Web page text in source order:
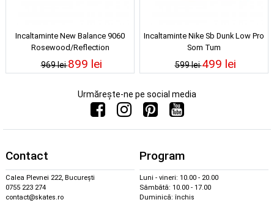
Incaltaminte New Balance 9060
Rosewood/Reflection
969 lei899 lei
Incaltaminte Nike Sb Dunk Low Pro
Som Tum
599 lei499 lei
Urmărește-ne pe social media
Contact
Calea Plevnei 222, București
0755 223 274
contact@skates.ro
Program
Luni - vineri: 10.00 - 20.00
Sâmbătă: 10.00 - 17.00
Duminică: închis